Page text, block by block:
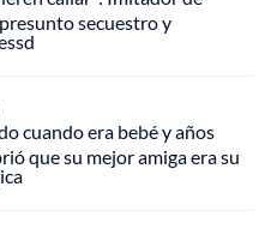
secuestro y
cuando era bebé y años
que su mejor amiga era su